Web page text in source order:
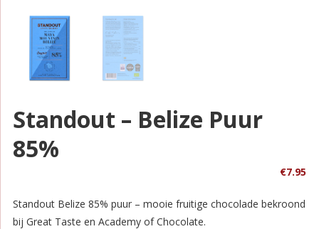
Standout – Belize Puur
85%
€7.95
Standout Belize 85% puur – mooie fruitige chocolade bekroond
bij Great Taste en Academy of Chocolate.